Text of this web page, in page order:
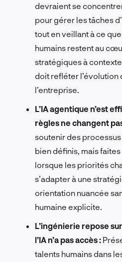
devraient se
pour gérer les tâches
tout en veillant à ce
humains restent au
stratégiques à
doit refléter l’évolution
l’entreprise.
L’IA agentique n’est
règles ne changent
soutenir des
bien définis, mais
lorsque les priorités
s’adapter à une
orientation nuancée
humaine explicite.
L’ingénierie repose
l’IA n’a pas accès :
talents humains dans